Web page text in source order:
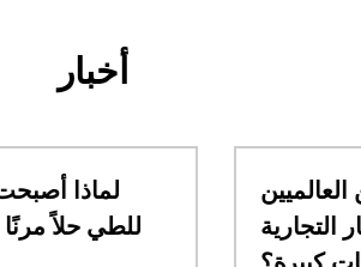
أخبار
ما الذي يجب على
مراعاته قبل طلب مقاعد